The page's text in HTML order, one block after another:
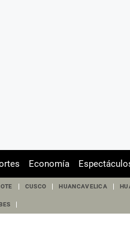
Economía
CUSCO HUANCAVELICA